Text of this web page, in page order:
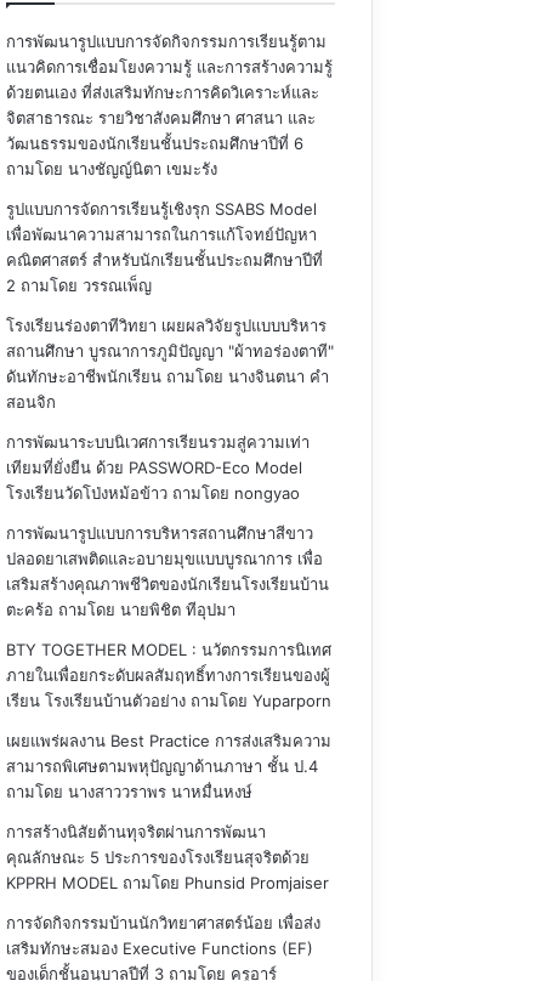
การพัฒนารูปแบบการจัดกิจกรรมการเรียนรู้ตาม
แนวคิดการเชื่อมโยงความรู้ และการสร้างความรู้
ด้วยตนเอง ที่ส่งเสริมทักษะการคิดวิเคราะห์และ
จิตสาธารณะ รายวิชาสังคมศึกษา ศาสนา และ
วัฒนธรรมของนักเรียนชั้นประถมศึกษาปีที่ 6
ถามโดย นางชัญญ์นิตา เขมะรัง
รูปแบบการจัดการเรียนรู้เชิงรุก SSABS Model
เพื่อพัฒนาความสามารถในการแก้โจทย์ปัญหา
คณิตศาสตร์ สำหรับนักเรียนชั้นประถมศึกษาปีที่
2 ถามโดย วรรณเพ็ญ
โรงเรียนร่องตาทีวิทยา เผยผลวิจัยรูปแบบบริหาร
สถานศึกษา บูรณาการภูมิปัญญา "ผ้าทอร่องตาที"
ดันทักษะอาชีพนักเรียนถามโดย นางจินตนา คำ
สอนจิก
การพัฒนาระบบนิเวศการเรียนรวมสู่ความเท่า
เทียมที่ยั่งยืน ด้วย PASSWORD-Eco Model
โรงเรียนวัดโป่งหม้อข้าวถามโดย nongyao
การพัฒนารูปแบบการบริหารสถานศึกษาสีขาว
ปลอดยาเสพติดและอบายมุขแบบบูรณาการ เพื่อ
เสริมสร้างคุณภาพชีวิตของนักเรียนโรงเรียนบ้าน
ตะคร้อ ถามโดย นายพิชิต ทีอุปมา
BTY TOGETHER MODEL : นวัตกรรมการนิเทศ
ภายในเพื่อยกระดับผลสัมฤทธิ์ทางการเรียนของผู้
เรียน โรงเรียนบ้านตัวอย่างถามโดย Yuparporn
เผยแพร่ผลงาน Best Practice การส่งเสริมความ
สามารถพิเศษตามพหุปัญญาด้านภาษา ชั้น ป.4
ถามโดย นางสาววราพร นาหมื่นหงษ์
การสร้างนิสัยต้านทุจริตผ่านการพัฒนา
คุณลักษณะ 5 ประการของโรงเรียนสุจริตด้วย
KPPRH MODELถามโดย Phunsid Promjaiser
การจัดกิจกรรมบ้านนักวิทยาศาสตร์น้อย เพื่อส่ง
เสริมทักษะสมอง Executive Functions (EF)
ของเด็กชั้นอนุบาลปีที่ 3ถามโดย ครูอาร์